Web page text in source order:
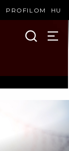
PROFILOM HU